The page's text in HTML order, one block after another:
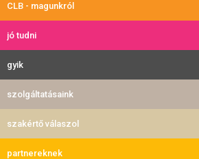
CLB - magunkról
jó tudni
gyik
szolgáltatásaink
szakértő válaszol
partnereknek